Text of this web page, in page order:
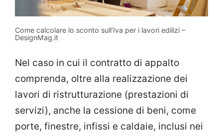
Come calcolare lo sconto sull’Iva per i lavori edilizi –
DesignMag.it
Nel caso in cui il contratto di appalto
comprenda, oltre alla realizzazione dei
lavori di ristrutturazione (prestazioni di
servizi), anche la cessione di beni, come
porte, finestre, infissi e caldaie, inclusi nei